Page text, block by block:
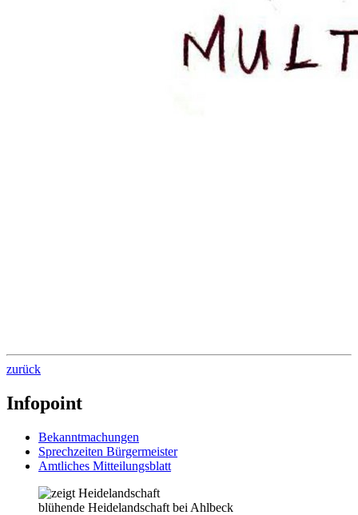
zurück
Infopoint
Bekanntmachungen
Sprechzeiten Bürgermeister
Amtliches Mitteilungsblatt
blühende Heidelandschaft bei Ahlbeck